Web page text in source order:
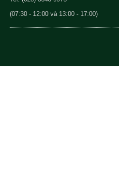
(07:30 - 12:00 và 13:00 - 17:00)